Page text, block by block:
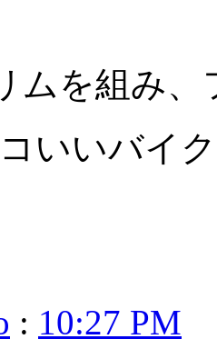
ムを組み
いいバイ
: 10:27 PM